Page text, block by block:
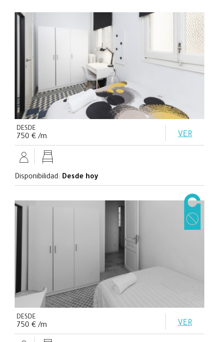
DESDE
750 € /m VER
Disponibilidad: Desde hoy
DESDE
750 € /m VER